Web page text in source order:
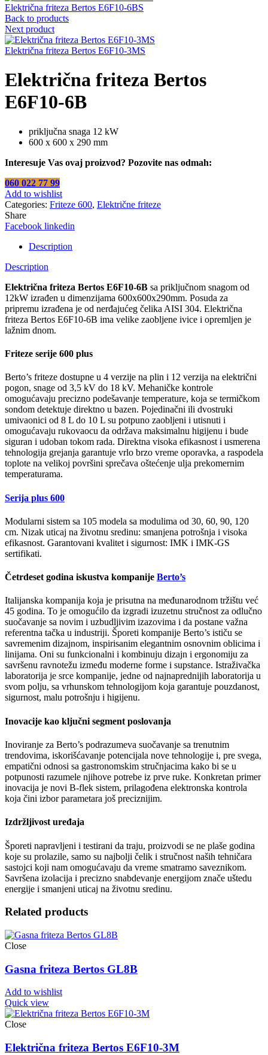
Električna friteza Bertos E6F10-6BS
Back to products
Next product
Električna friteza Bertos E6F10-3MS
Električna friteza Bertos
E6F10-6B
priključna snaga 12 kW
600 x 600 x 290 mm
Interesuje Vas ovaj proizvod? Pozovite nas odmah:
060 022 77 99
Add to wishlist
Categories: Friteze 600, Električne friteze
Share
Facebook linkedin
Description
Description
Električna friteza Bertos E6F10-6B sa priključnom snagom od
12kW izrađen u dimenzijama 600x600x290mm. Posuda za
pripremu izrađena je od nerđajućeg čelika AISI 304. Električna
friteza Bertos E6F10-6B ima velike zaobljene ivice i opremljen je
lažnim dnom.
Friteze serije 600 plus
Berto’s friteze dostupne u 4 verzije na plin i 12 verzija na električni
pogon, snage od 3,5 kV do 18 kV. Mehaničke kontrole
omogućavaju precizno podešavanje temperature, koja se termičkom
sondom detektuje direktno u bazen. Pojedinačni ili dvostruki
umivaonici od 8 L do 10 L su potpuno zaobljeni i utisnuti i
omogućavaju rukovaocu da održava maksimalnu higijenu i bude
siguran i udoban tokom rada. Direktna visoka efikasnost i usmerena
tehnologija grejanja garantuje vrlo brzo vreme oporavka, a raspodela
toplote na velikoj površini sprečava oštećenje ulja prekomernim
temperaturama.
Serija plus 600
Modularni sistem sa 105 modela sa modulima od 30, 60, 90, 120
cm. Nizak uticaj na životnu sredinu: smanjena potrošnja i visoka
efikasnost. Garantovani kvalitet i sigurnost: IMK i IMK-GS
sertifikati.
Četrdeset godina iskustva kompanije Berto’s
Italijanska kompanija koja je prisutna na međunarodnom tržištu već
45 godina. To je omogućilo da izgradi izuzetnu stručnost za odlučno
suočavanje sa novim i uzbudljivim izazovima i da postane važna
referentna tačka u industriji. Šporeti kompanije Berto’s ističu se
savremenim dizajnom, inspirisanim elegantnim osnovnim oblicima i
linijama. Oni su funkcionalni i kombinuju dizajn i ergonomiju za
savršenu ravnotežu između moderne forme i supstance. Istraživačka
laboratorija je srce kompanije, jedne od najnaprednijih laboratorija u
svom polju, sa vrhunskom tehnologijom koja garantuje pouzdanost,
sigurnost, malu potrošnju i higijenu.
Inovacije kao ključni segment poslovanja
Inoviranje za Berto’s podrazumeva suočavanje sa trenutnim
trendovima, iskorišćavanje potencijala nove tehnologije i, pre svega,
empatični odnosi sa gastronomskim stručnjacima kako bi se u
potpunosti razumele njihove potrebe iz prve ruke. Konkretan primer
inovacija je novi B-flek sistem, prilagođena elektronska kontrola
koja čini izbor parametara još preciznijim.
Izdržljivost uređaja
Šporeti napravljeni i testirani da traju, proizvodi se ne plaše godina
koje su prolazile, samo su najbolji čelik i stručnost naših tehničara
sastojci koji nam omogućavaju da vreme smatramo saveznikom.
Savršena izolacija i precizno snabdevanje energijom znače uštedu
energije i smanjeni uticaj na životnu sredinu.
Related products
Close
Gasna friteza Bertos GL8B
Add to wishlist
Quick view
Close
Električna friteza Bertos E6F10-3M